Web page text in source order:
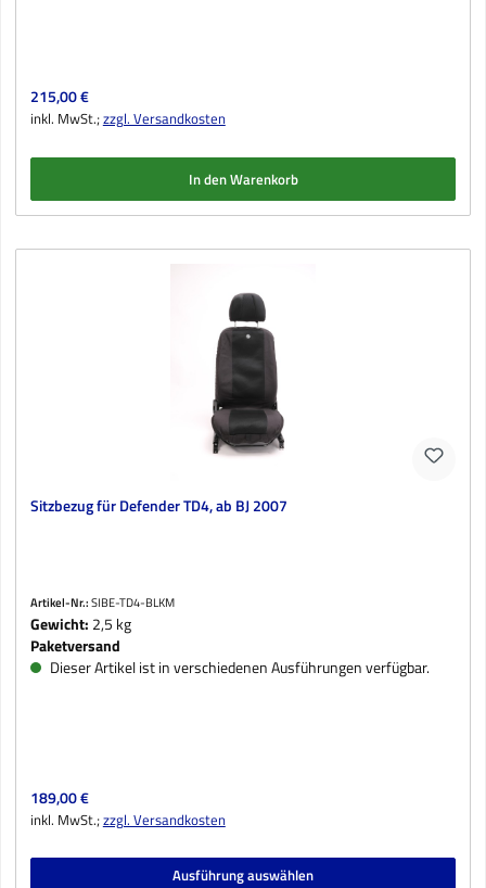
Regulärer Preis:
215,00 €
inkl. MwSt.;zzgl. Versandkosten
In den Warenkorb
Sitzbezug für Defender TD4, ab BJ 2007
Artikel-Nr.:SIBE-TD4-BLKM
Gewicht: 2,5 kg
Paketversand
Dieser Artikel ist in verschiedenen Ausführungen verfügbar.
Regulärer Preis:
189,00 €
inkl. MwSt.;zzgl. Versandkosten
Ausführung auswählen